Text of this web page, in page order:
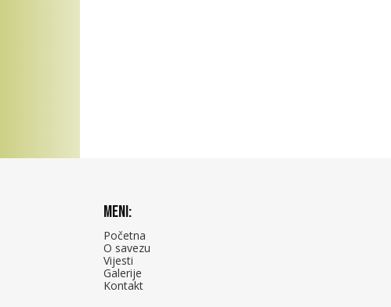
Meni:
Početna
O savezu
Vijesti
Galerije
Kontakt